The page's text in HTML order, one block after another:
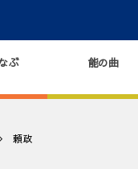
ぶ 能の曲
頼政